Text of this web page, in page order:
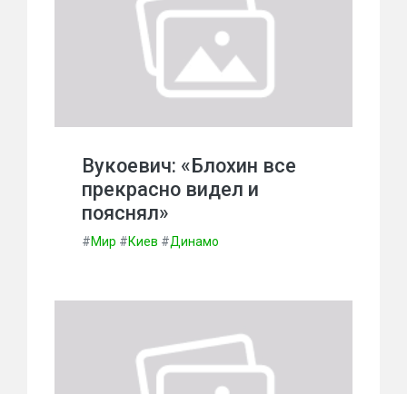
Вукоевич: «Блохин все
прекрасно видел и
пояснял»
#Мир #Киев #Динамо